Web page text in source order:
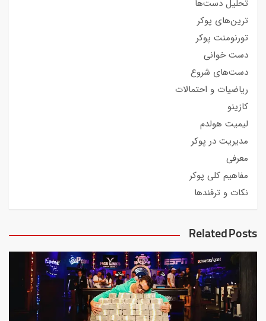
تحلیل دست‌ها
ترین‌های پوکر
تورنومنت پوکر
دست خوانی
دست‌های شروع
ریاضیات و احتمالات
کازینو
لیمیت هولدم
مدیریت در پوکر
معرفی
مفاهیم کلی پوکر
نکات و ترفندها
Related Posts